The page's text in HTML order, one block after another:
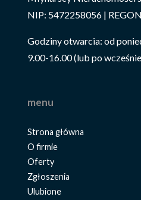
NIP: 5472258056 |
Godziny otwarcia: od
9.00-16.00 (lub po
menu
Strona główna
O firmie
Oferty
Zgłoszenia
Ulubione